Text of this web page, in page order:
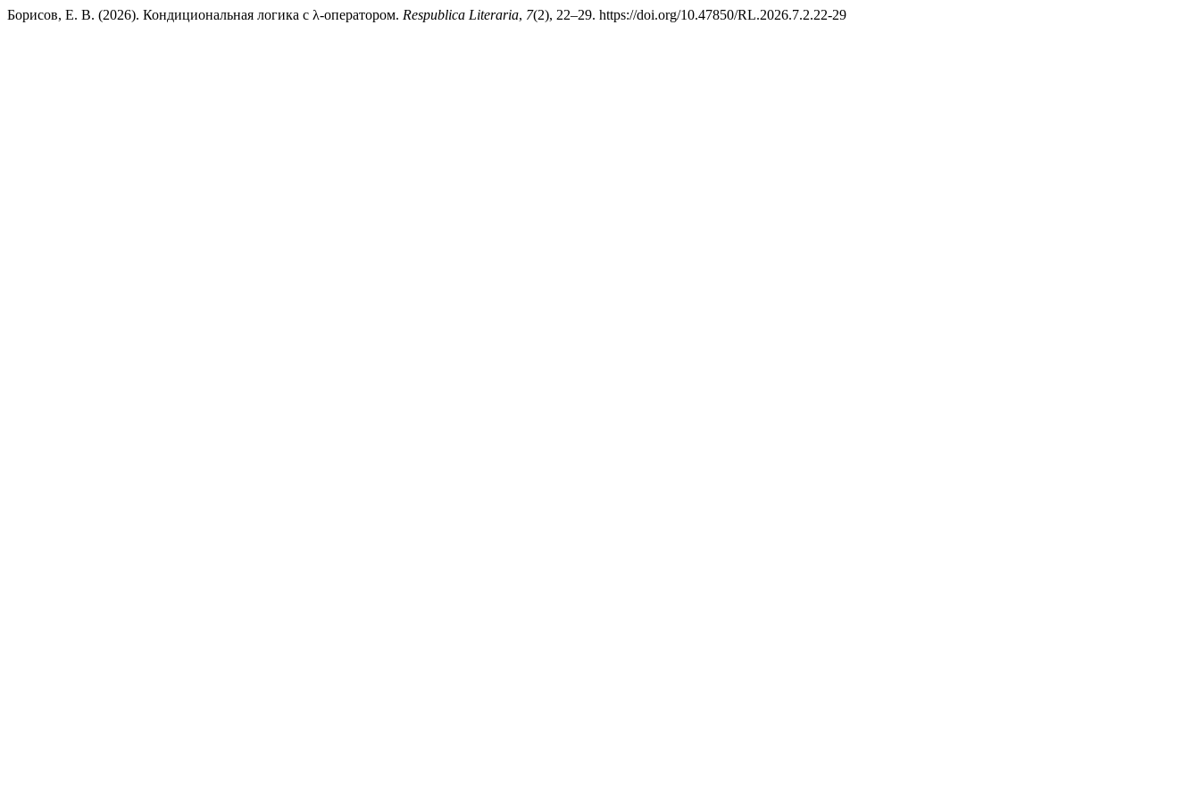
Борисов, Е. В. (2026). Кондициональная логика с λ-оператором. Respublica Literaria, 7(2), 22–29. https://doi.org/10.47850/RL.2026.7.2.22-29